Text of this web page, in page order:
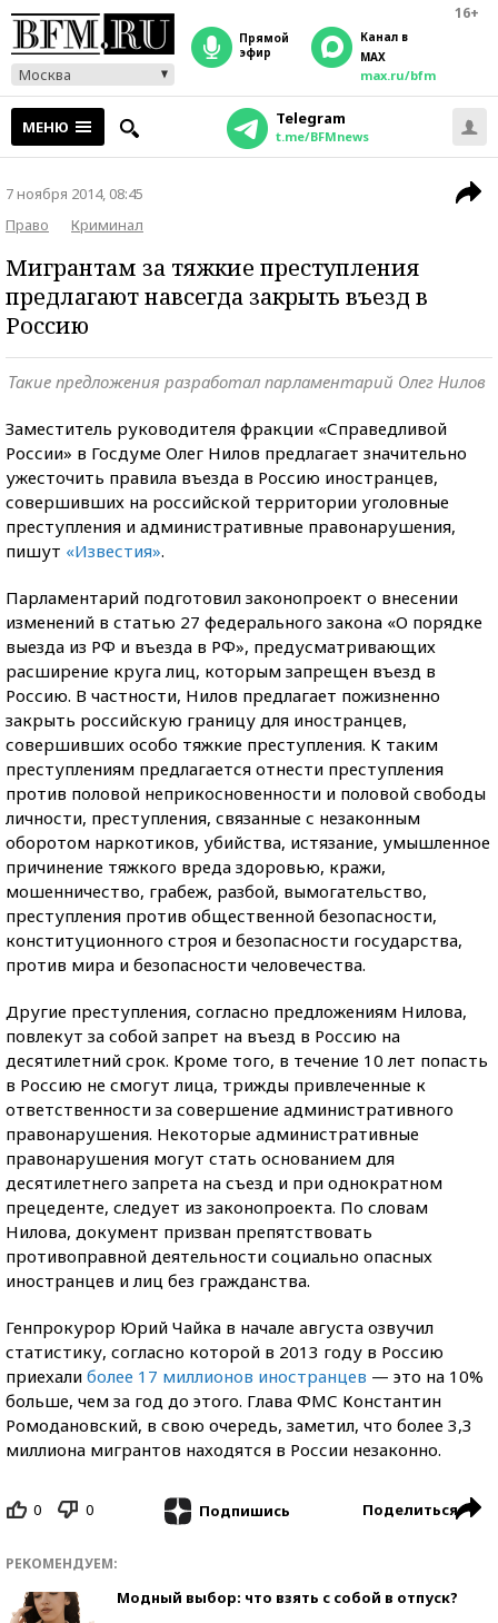
16+
Москва
прямой
эфир
Канал в
MAX
max.ru/bfm
МЕНЮ Telegram
t.me/BFMnews
7 ноября 2014, 08:45
Право
Криминал
Мигрантам за тяжкие преступления
предлагают навсегда закрыть въезд в
Россию
Такие предложения разработал парламентарий Олег Нилов
Заместитель руководителя фракции «Справедливой
России» в Госдуме Олег Нилов предлагает значительно
ужесточить правила въезда в Россию иностранцев,
совершивших на российской территории уголовные
преступления и административные правонарушения,
пишут «Известия».
Парламентарий подготовил законопроект о внесении
изменений в статью 27 федерального закона «О порядке
выезда из РФ и въезда в РФ», предусматривающих
расширение круга лиц, которым запрещен въезд в
Россию. В частности, Нилов предлагает пожизненно
закрыть российскую границу для иностранцев,
совершивших особо тяжкие преступления. К таким
преступлениям предлагается отнести преступления
против половой неприкосновенности и половой свободы
личности, преступления, связанные с незаконным
оборотом наркотиков, убийства, истязание, умышленное
причинение тяжкого вреда здоровью, кражи,
мошенничество, грабеж, разбой, вымогательство,
преступления против общественной безопасности,
конституционного строя и безопасности государства,
против мира и безопасности человечества.
Другие преступления, согласно предложениям Нилова,
повлекут за собой запрет на въезд в Россию на
десятилетний срок. Кроме того, в течение 10 лет попасть
в Россию не смогут лица, трижды привлеченные к
ответственности за совершение административного
правонарушения. Некоторые административные
правонарушения могут стать основанием для
десятилетнего запрета на съезд и при однократном
прецеденте, следует из законопроекта. По словам
Нилова, документ призван препятствовать
противоправной деятельности социально опасных
иностранцев и лиц без гражданства.
Генпрокурор Юрий Чайка в начале августа озвучил
статистику, согласно которой в 2013 году в Россию
приехали более 17 миллионов иностранцев — это на 10%
больше, чем за год до этого. Глава ФМС Константин
Ромодановский, в свою очередь, заметил, что более 3,3
миллиона мигрантов находятся в России незаконно.
0 0 Подпишись Поделиться
РЕКОМЕНДУЕМ:
Модный выбор: что взять с собой в отпуск?